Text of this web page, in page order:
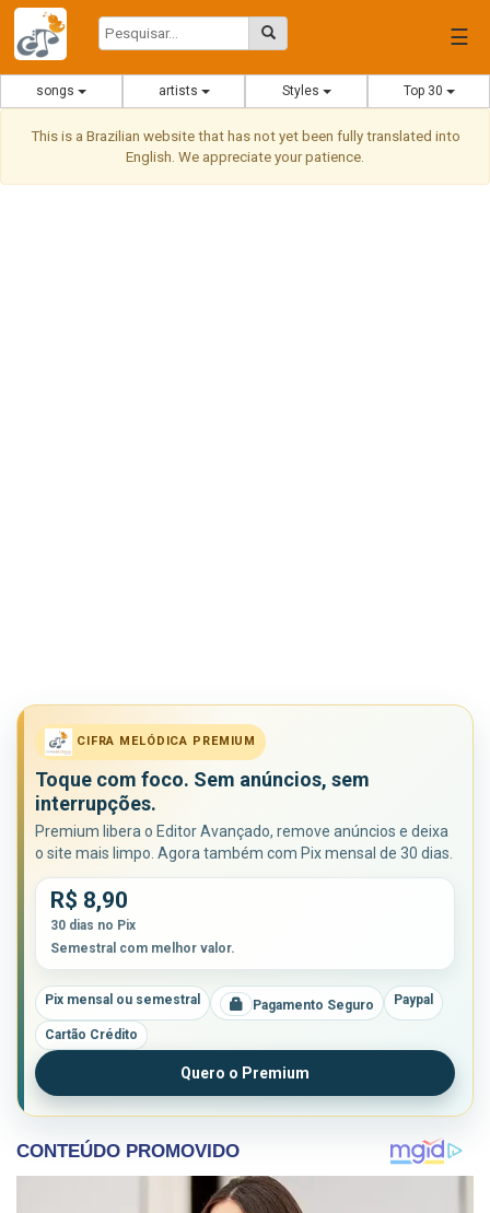
☰
songs artists Styles Top 30
This is a Brazilian website that has not yet been fully translated into
English. We appreciate your patience.
CIFRA MELÓDICA PREMIUM
Toque com foco. Sem anúncios, sem
interrupções.
Premium libera o Editor Avançado, remove anúncios e deixa
o site mais limpo. Agora também com Pix mensal de 30 dias.
R$ 8,90
30 dias no Pix
Semestral com melhor valor.
Pix mensal ou semestral Pagamento Seguro Paypal
Cartão Crédito
Quero o Premium